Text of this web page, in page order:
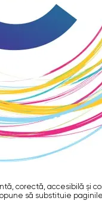
corectă, accesibilă şi
să substituie